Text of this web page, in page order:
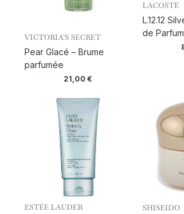
VICTORIA’S SECRET
Pear Glacé – Brume
parfumée
21,00€
LACOSTE
L.12.12
de Parfum
ESTÉE LAUDER SHISEIDO